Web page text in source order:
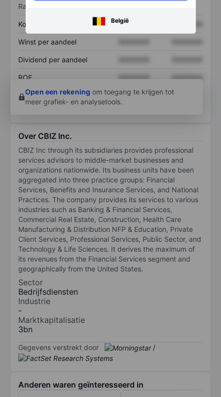
België
Ratio's
Koers/omzetratio XXXXXXX
Winst per aandeel
Dividend per aandeel
ROE XXXXXXX
XXXXXXX
Open een rekening om toegang te krijgen tot
meer grafiek- en analysetools.
Over CBIZ Inc.
CBIZ Inc through its subsidiaries provides professional
services advisors to middle-market businesses and
organizations nationwide. Its business units have been
aggregated into three practice groups: Financial
Services, Benefits and Insurance Services, and National
Practices. The company provides its services to various
industries such as Banking & Financial Services,
Commercial Real Estate, Construction, Health Care
Manufacturing & Distribution NFP & Education, Private
Client Services, Professional Services, Public Sector, and
Technology & Life Sciences. It derives the maximum of
its revenues from the Financial Services segment and
geographically from the United States.
Sector
Bedrijfsdiensten
Industrie
-
Marktkapitalisatie
3bn
Gegevens verstrekt door /
Anderen waren geïnteresseerd in